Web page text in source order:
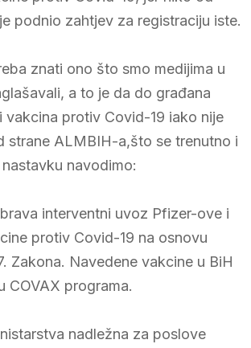
podnio zahtjev za registraciju iste.
znati ono što smo medijima u
a to je da do građana
protiv Covid-19 iako nije
strane ALMBIH-a,što se trenutno i
navodimo:
interventni uvoz Pfizer-ove i
protiv Covid-19 na osnovu
Zakona. Navedene vakcine u BiH
COVAX programa.
nadležna za poslove